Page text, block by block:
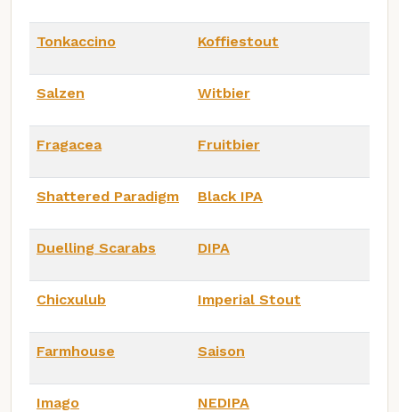
Tonkaccino Koffiestout
Salzen Witbier
Fragacea Fruitbier
Shattered Paradigm Black IPA
Duelling Scarabs DIPA
Chicxulub Imperial Stout
Farmhouse Saison
Imago NEDIPA